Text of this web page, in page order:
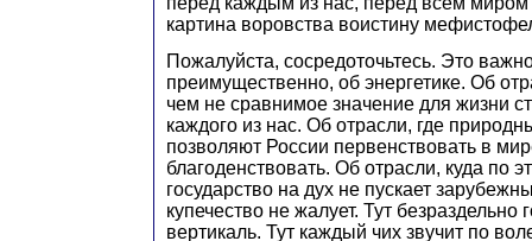
картина воровства воистину
Пожалуйста, сосредоточьтесь. Это
преимущественно, об энергетике. Об
чем не сравнимое значение для жизни
каждого из нас. Об отрасли, где
позволяют России первенствовать в
благоденствовать. Об отрасли, куда по
государство на дух не пускает
купечество не жалует. Тут безраздельно
вертикаль. Тут каждый чих звучит по